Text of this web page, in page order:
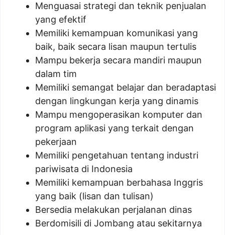
Menguasai strategi dan teknik penjualan
yang efektif
Memiliki kemampuan komunikasi yang
baik, baik secara lisan maupun tertulis
Mampu bekerja secara mandiri maupun
dalam tim
Memiliki semangat belajar dan beradaptasi
dengan lingkungan kerja yang dinamis
Mampu mengoperasikan komputer dan
program aplikasi yang terkait dengan
pekerjaan
Memiliki pengetahuan tentang industri
pariwisata di Indonesia
Memiliki kemampuan berbahasa Inggris
yang baik (lisan dan tulisan)
Bersedia melakukan perjalanan dinas
Berdomisili di Jombang atau sekitarnya